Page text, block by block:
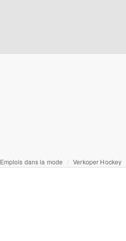
Emplois dans la mode Verkoper Hockey